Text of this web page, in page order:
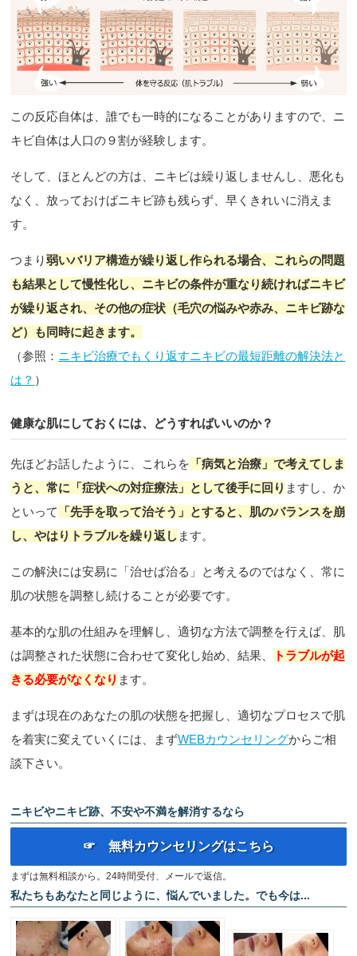
この反応自体は、誰でも一時的になることがありますので、ニ
キビ自体は人口の９割が経験します。
そして、ほとんどの方は、ニキビは繰り返しませんし、悪化も
なく、放っておけばニキビ跡も残らず、早くきれいに消えま
す。
つまり弱いバリア構造が繰り返し作られる場合、これらの問題
も結果として慢性化し、ニキビの条件が重なり続ければニキビ
が繰り返され、その他の症状（毛穴の悩みや赤み、ニキビ跡な
ど）も同時に起きます。
（参照： ニキビ治療でもくり返すニキビの最短距離の解決法と
は？ ）
健康な肌にしておくには、どうすればいいのか？
先ほどお話したように、これらを 「病気と治療」で考えてしま
うと、常に「症状への対症療法」として後手に回り ますし、か
といって
「先手を取って治そう」とすると、肌のバランスを崩
し、やはりトラブルを繰り返し ます。
この解決には安易に「治せば治る」と考えるのではなく、常に
肌の状態を調整し続けることが必要です。
基本的な肌の仕組みを理解し、適切な方法で調整を行えば、肌
は調整された状態に合わせて変化し始め、結果、
トラブルが起
きる必要がなくなり ます。
まずは現在のあなたの肌の状態を把握し、適切なプロセスで肌
を着実に変えていくには、まずWEBカウンセリングからご相
談下さい。
ニキビやニキビ跡、不安や不満を解消するなら
☞ 無料カウンセリングはこちら
まずは無料相談から。24時間受付、メールで返信。
私たちもあなたと同じように、悩んでいました。でも今は...